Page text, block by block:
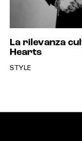
La rilevanza
Hearts
STYLE